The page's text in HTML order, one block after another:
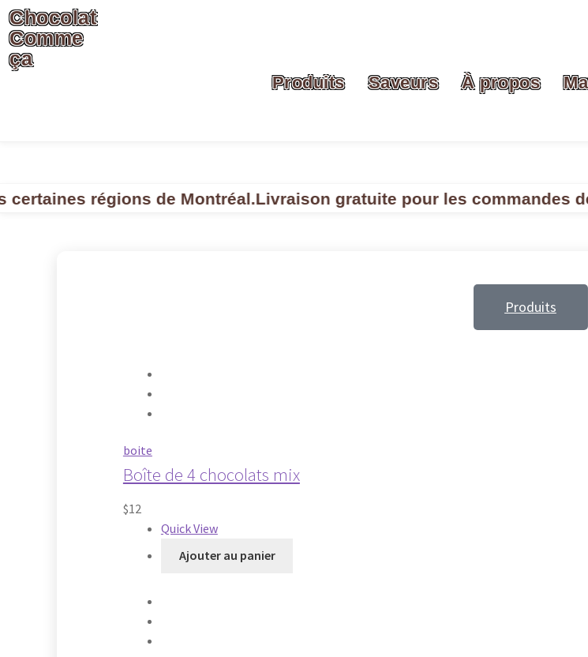
Chocolat
Comme
ça
Produits Saveurs À propos
régions de Montréal.Livraison gratuite pour les commandes de
Produits
boite
Boîte de 4 chocolats mix
$12
Quick View
Ajouter au panier